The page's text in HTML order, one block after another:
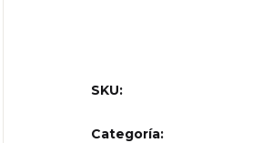
SKU:
Categoría: